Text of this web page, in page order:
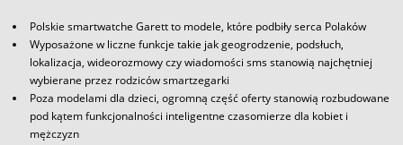
Polskie smartwatche Garett to modele, które podbiły serca Polaków
Wyposażone w liczne funkcje takie jak geogrodzenie, podsłuch,
lokalizacja, wideorozmowy czy wiadomości sms stanowią najchętniej
wybierane przez rodziców smartzegarki
Poza modelami dla dzieci, ogromną część oferty stanowią rozbudowane
pod kątem funkcjonalności inteligentne czasomierze dla kobiet i
mężczyzn